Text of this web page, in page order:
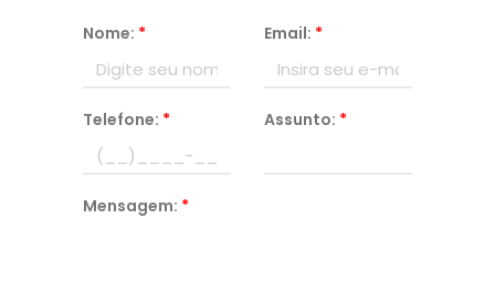
Nome: * Email: *
Telefone: * Assunto: *
Mensagem: *